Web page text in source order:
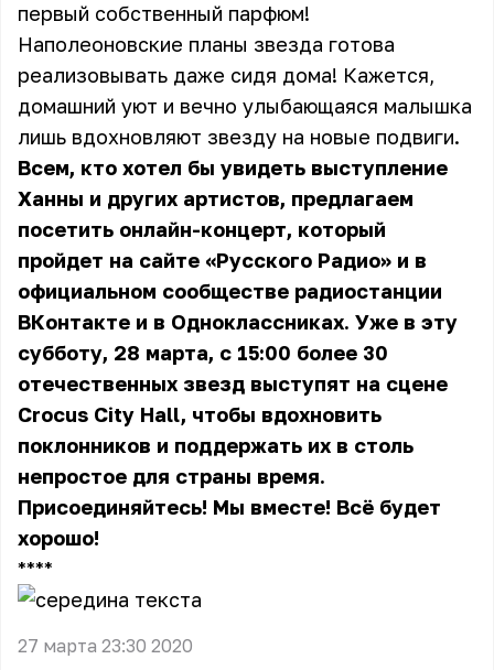
первый собственный парфюм!
Наполеоновские планы звезда готова
реализовывать даже сидя дома! Кажется,
домашний уют и вечно улыбающаяся малышка
лишь вдохновляют звезду на новые подвиги.
Всем, кто хотел бы увидеть выступление
Ханны и других артистов, предлагаем
посетить онлайн-концерт, который
пройдет на сайте «Русского Радио» и в
официальном сообществе радиостанции
ВКонтакте и в Одноклассниках. Уже в эту
субботу, 28 марта, с 15:00 более 30
отечественных звезд выступят на сцене
Crocus City Hall, чтобы вдохновить
поклонников и поддержать их в столь
непростое для страны время.
Присоединяйтесь! Мы вместе! Всё будет
хорошо!
** **
27 марта 23:30 2020